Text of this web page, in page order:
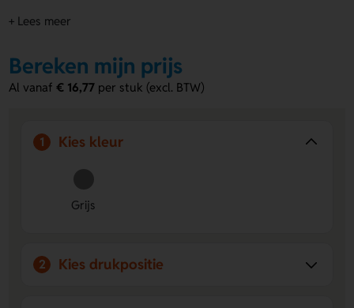
makkelijk oordopjes, je smartphone, snacks of andere kleine
vrij is bovendien PVC vrij. Bedrukking kan op de Voorzijde
onderaan en Rechter zijkant voor jouw logo, naam of eigen
ontwerp. Bestel of vraag een prijs op.
magnetische gesp PVC-vrij
Handig voor laptop en extra spullen
laptopvak en voorvak met rits houden alles
overzichtelijk bij elkaar.
onderaan of Rechter zijkant.
Comfortabel en stijlvol in grijs
+ Lees meer
Bereken mijn prijs
Al vanaf€ 16,77 per stuk (excl. BTW)
1 Kies kleur
Grijs
2 Kies drukpositie